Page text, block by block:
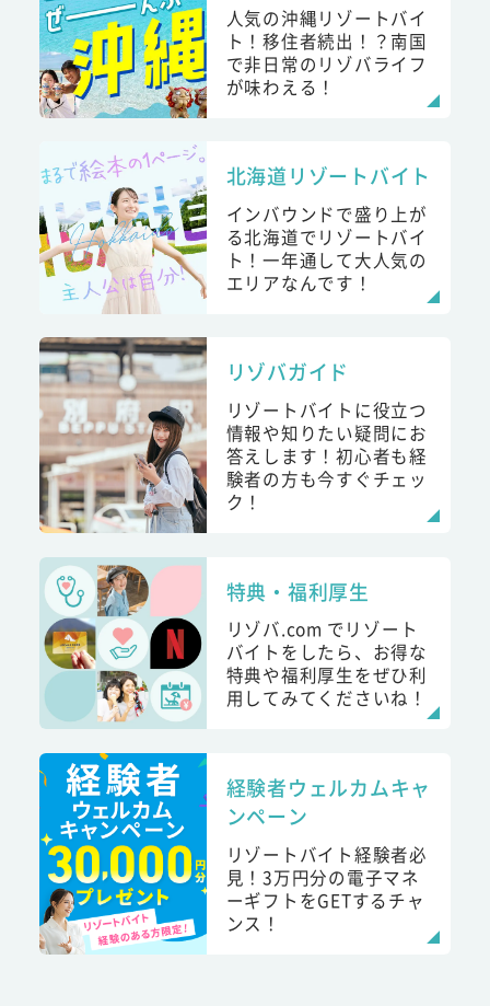
人気の沖縄リゾートバイ
ト！移住者続出！？南国
で非日常のリゾバライフ
が味わえる！
北海道リゾートバイト
インバウンドで盛り上が
る北海道でリゾートバイ
ト！一年通して大人気の
エリアなんです！
リゾバガイド
リゾートバイトに役立つ
情報や知りたい疑問にお
答えします！初心者も経
験者の方も今すぐチェッ
ク！
特典・福利厚生
リゾバ.com でリゾート
バイトをしたら、お得な
特典や福利厚生をぜひ利
用してみてくださいね！
経験者ウェルカムキャ
ンペーン
リゾートバイト経験者必
見！3万円分の電子マネ
ーギフトをGETするチャ
ンス！